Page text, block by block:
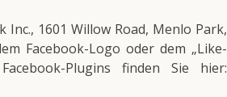
1601 Willow Road, Menlo Park,
Facebook-Logo oder dem „Like-
Plugins finden Sie hier: